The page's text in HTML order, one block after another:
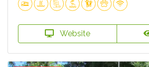
Website